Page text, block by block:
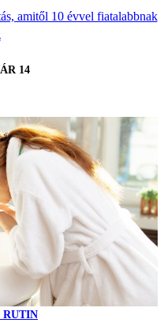
amitől 10 évvel fiatalabbnak
14
RUTIN